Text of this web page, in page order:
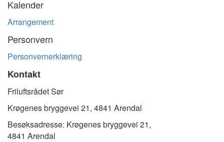
Kalender
Arrangement
Personvern
Personvernerklæring
Kontakt
Friluftsrådet Sør
Krøgenes bryggevei 21, 4841 Arendal
Besøksadresse: Krøgenes bryggevei 21,
4841 Arendal